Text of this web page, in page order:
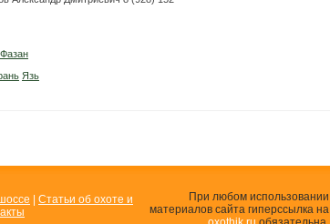
Фазан
Язь
Статьи об охоте и
При любом использовании
материалов сайта гиперссылка на